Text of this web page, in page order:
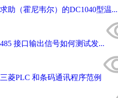
求助（霍尼韦尔）的DC1040型温...
485 接口输出信号如何测试发...
三菱PLC 和条码通讯程序范例